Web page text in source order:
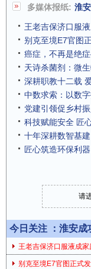
多媒体报纸: 淮
王老吉保济口服
别克至境E7官图
癌症，不再是绝
天诗杀菌剂：微
深耕职教十二载
中数求索：以数
党建引领促乡村
科技赋能安全
十年深耕数智基
匠心筑造环保利
请
今日关注 ： 淮安成
王老吉保济口服液成家
别克至境E7官图正式